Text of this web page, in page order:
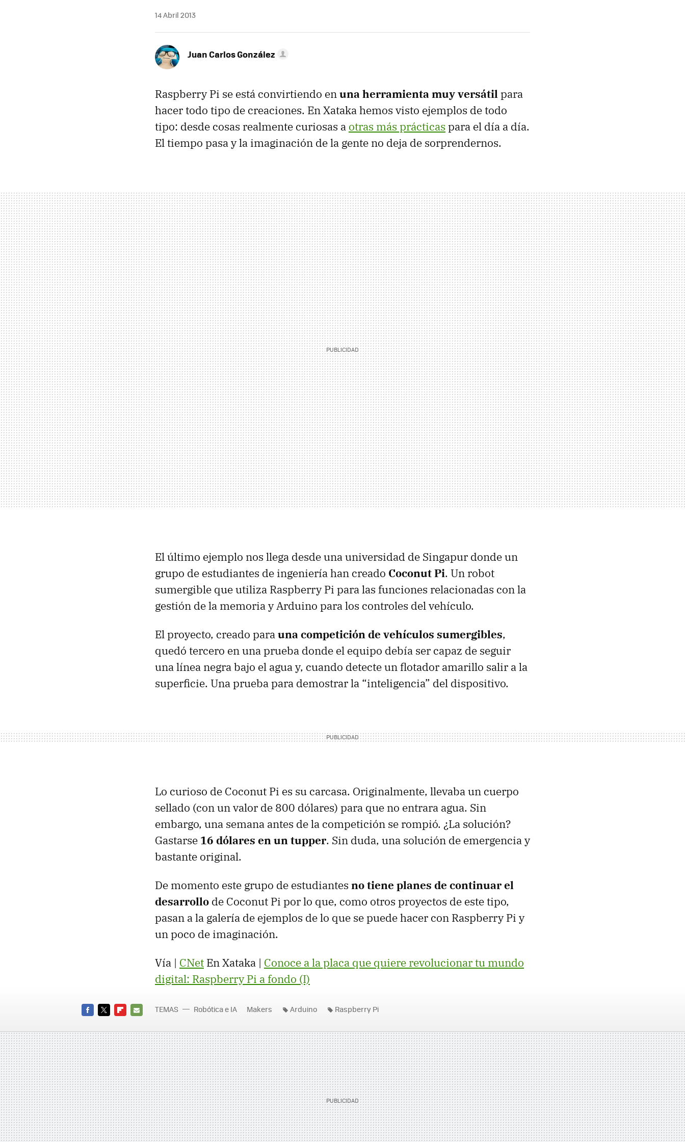
14 Abril 2013
Juan Carlos González
Raspberry Pi se está convirtiendo enuna herramienta muy versátilpara
hacer todo tipo de creaciones. En Xataka hemos visto ejemplos de todo
tipo: desde cosas realmente curiosas a otras más prácticas para el día a día.
El tiempo pasa y la imaginación de la gente no deja de sorprendernos.
El último ejemplo nos llega desde una universidad de Singapur donde un
grupo de estudiantes de ingeniería han creado Coconut Pi. Un robot
sumergible que utiliza Raspberry Pi para las funciones relacionadas con la
gestión de la memoria y Arduino para los controles del vehículo.
El proyecto, creado parauna competición de vehículos sumergibles,
quedó tercero en una prueba donde el equipo debía ser capaz de seguir
una línea negra bajo el agua y, cuando detecte un flotador amarillo salir a la
superficie. Una prueba para demostrar la “inteligencia” del dispositivo.
Lo curioso de Coconut Pi es su carcasa. Originalmente, llevaba un cuerpo
sellado (con un valor de 800 dólares) para que no entrara agua. Sin
embargo, una semana antes de la competición se rompió. ¿La solución?
Gastarse 16 dólares en un tupper. Sin duda, una solución de emergencia y
bastante original.
De momento este grupo de estudiantes no tiene planes de continuar el
desarrollo de Coconut Pi por lo que, como otros proyectos de este tipo,
pasan a la galería de ejemplos de lo que se puede hacer con Raspberry Pi y
un poco de imaginación.
Vía | CNet En Xataka | Conoce a la placa que quiere revolucionar tu mundo
digital: Raspberry Pi a fondo (I)
MAIL
TEMAS Robótica e IA Makers Arduino Raspberry Pi